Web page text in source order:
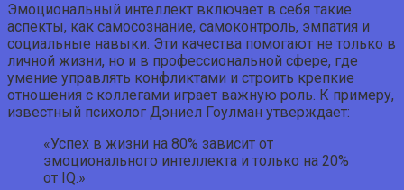
Эмоциональный интеллект включает в себя такие
аспекты, как самосознание, самоконтроль, эмпатия и
социальные навыки. Эти качества помогают не только в
личной жизни, но и в профессиональной сфере, где
умение управлять конфликтами и строить крепкие
отношения с коллегами играет важную роль. К примеру,
известный психолог Дэниел Гоулман утверждает:
«Успех в жизни на 80% зависит от
эмоционального интеллекта и только на 20%
от IQ.»